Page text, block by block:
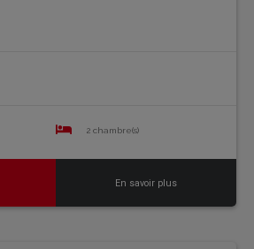
2 chambre(s)
En savoir plus